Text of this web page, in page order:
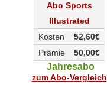
Abo Sports
Illustrated
52,60€
Kosten
50,00€
Prämie
Jahresabo
zum Abo-Vergleich